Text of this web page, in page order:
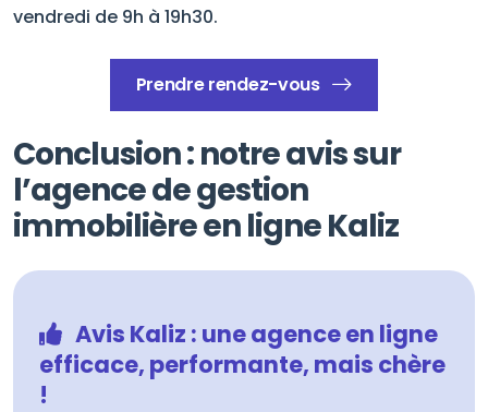
vendredi de 9h à 19h30.
Prendre rendez-vous
Conclusion : notre avis sur
l’agence de gestion
immobilière en ligne Kaliz
Avis Kaliz : une agence en ligne
efficace, performante, mais chère
!